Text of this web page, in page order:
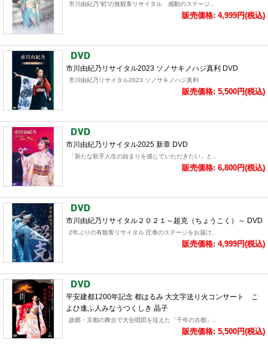
市川由紀乃“初”の無観客リサイタル 感動のステージ..
販売価格: 4,999円(税込)
市川由紀乃リサイタル2023 ソノサキノハジ真利 DVD
市川由紀乃リサイタル2023 ソノサキノハジ真利
販売価格: 5,500円(税込)
市川由紀乃リサイタル2025 新章 DVD
「新たな歌手人生の始まりを感じていただきたい」と..
販売価格: 6,800円(税込)
市川由紀乃リサイタル２０２１～超克（ちょうこく）～ DVD
2年ぶりの有観客リサイタル 圧巻のステージをお届け..
販売価格: 4,999円(税込)
平安建都1200年記念 都はるみ 大文字送り火コンサート こ
よひ逢ふ人みなうつくしき 晶子
故郷・京都の舞台で大合唱団を従えた「千年の古都」..
販売価格: 5,500円(税込)